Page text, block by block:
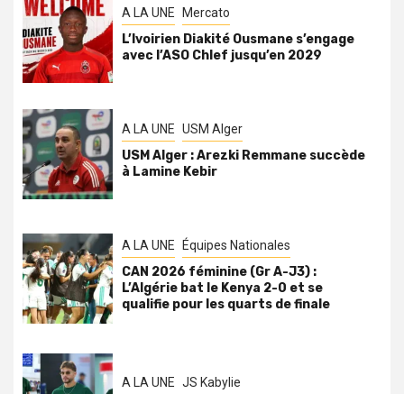
A LA UNE Mercato
L’Ivoirien Diakité Ousmane s’engage
avec l’ASO Chlef jusqu’en 2029
A LA UNE USM Alger
USM Alger : Arezki Remmane succède
à Lamine Kebir
A LA UNE Équipes Nationales
CAN 2026 féminine (Gr A-J3) :
L’Algérie bat le Kenya 2-0 et se
qualifie pour les quarts de finale
A LA UNE JS Kabylie